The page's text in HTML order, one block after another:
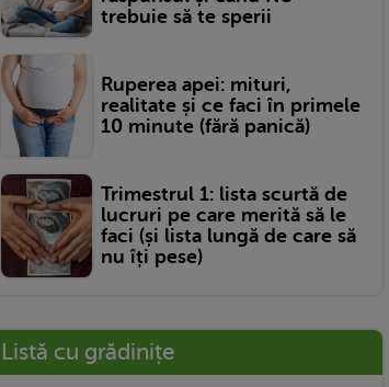
trebuie să te sperii
Ruperea apei: mituri,
realitate și ce faci în primele
10 minute (fără panică)
Trimestrul 1: lista scurtă de
lucruri pe care merită să le
faci (și lista lungă de care să
nu îți pese)
Listă cu grădinițe